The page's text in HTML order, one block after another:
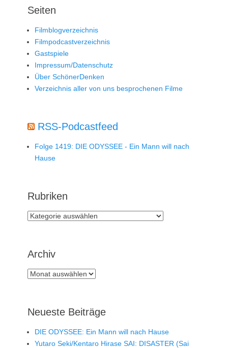
Seiten
Filmblogverzeichnis
Filmpodcastverzeichnis
Gastspiele
Impressum/Datenschutz
Über SchönerDenken
Verzeichnis aller von uns besprochenen Filme
RSS-Podcastfeed
Folge 1419: DIE ODYSSEE - Ein Mann will nach
Hause
Rubriken
Rubriken
Archiv
Archiv
Neueste Beiträge
DIE ODYSSEE: Ein Mann will nach Hause
Yutaro Seki/Kentaro Hirase SAI: DISASTER (Sai